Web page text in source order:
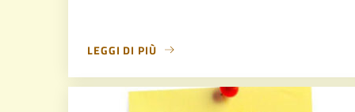
LEGGI DI PIÙ